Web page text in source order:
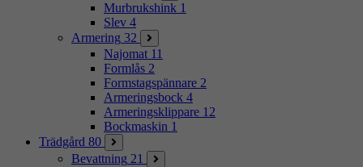
Murbrukshink 1
Slev 4
Armering 32
Najomat 11
Formlås 2
Formstagspännare 2
Armeringsbock 4
Armeringsklippare 12
Bockmaskin 1
Trädgård 80
Bevattning 21